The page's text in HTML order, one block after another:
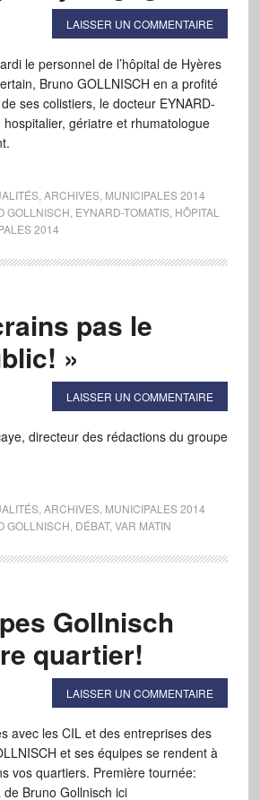
LAISSER UN COMMENTAIRE
le personnel de l’hôpital de Hyères
Bruno GOLLNISCH en a profité
ses colistiers, le docteur EYNARD-
hospitalier, gériatre et rhumatologue
, ARCHIVES, MUNICIPALES 2014
GOLLNISCH EYNARD-TOMATIS, HÔPITAL
2014
pas le
»
LAISSER UN COMMENTAIRE
directeur des rédactions du groupe
, ARCHIVES, MUNICIPALES 2014
GOLLNISCH DÉBAT, VAR MATIN
Gollnisch
quartier!
LAISSER UN COMMENTAIRE
avec les CIL et des entreprises des
et ses équipes se rendent à
vos quartiers. Première tournée:
de Bruno Gollnisch ici